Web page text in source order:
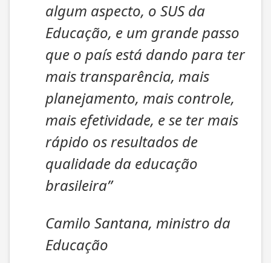
algum aspecto, o SUS da
Educação, e um grande passo
que o país está dando para ter
mais transparência, mais
planejamento, mais controle,
mais efetividade, e se ter mais
rápido os resultados de
qualidade da educação
brasileira”
Camilo Santana, ministro da
Educação